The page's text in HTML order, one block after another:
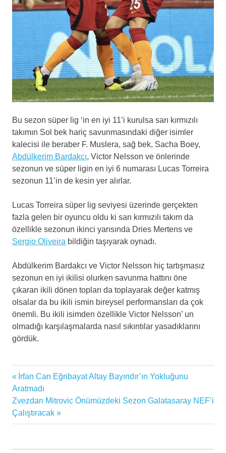
Bu sezon süper lig ‘in en iyi 11’i kurulsa sarı kırmızılı
takımın Sol bek hariç savunmasındaki diğer isimler
kalecisi ile beraber F. Muslera, sağ bek, Sacha Boey,
Abdülkerim Bardakcı, Victor Nelsson ve önlerinde
sezonun ve süper ligin en iyi 6 numarası Lucas Torreira
sezonun 11’in de kesin yer alırlar.
Lucas Torreira süper lig seviyesi üzerinde gerçekten
fazla gelen bir oyuncu oldu ki sarı kırmızılı takım da
özellikle sezonun ikinci yarısında Dries Mertens ve
Sergio Oliveira bildiğin taşıyarak oynadı.
Abdülkerim Bardakcı ve Victor Nelsson hiç tartışmasız
sezonun en iyi ikilisi olurken savunma hattını öne
çıkaran ikili dönen topları da toplayarak değer katmış
olsalar da bu ikili ismin bireysel performansları da çok
önemli. Bu ikili isimden özellikle Victor Nelsson’ un
olmadığı karşılaşmalarda nasıl sıkıntılar yasadıklarını
gördük.
abdülkerim
en
güncel
futbol
Yazı
gezinmesi
Previous
Post:
İrfan Can Eğribayat Altay Bayındır’ın Yokluğunu
Aratmadı
Next
Post:
Zvezdan Mitrovic Önümüzdeki Sezon Galatasaray NEF’i
Çalıştıracak